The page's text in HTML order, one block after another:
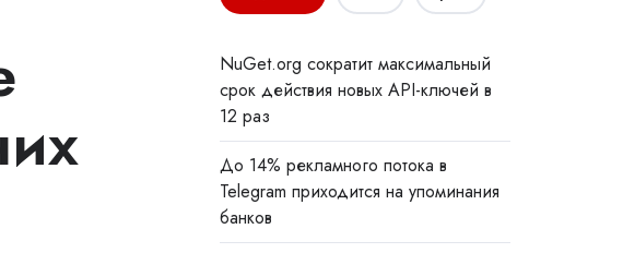
NuGet.org сократит максимальный
срок действия новых API-ключей в
12 раз
До 14% рекламного потока в
Telegram приходится на упоминания
банков